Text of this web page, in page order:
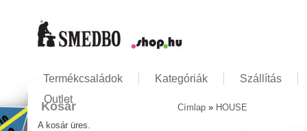
Termékcsaládok Kategóriák
Szállítás
Outlet
Kosár
A kosár üres.
Jelenlegi hely
Címlap » HOUSE